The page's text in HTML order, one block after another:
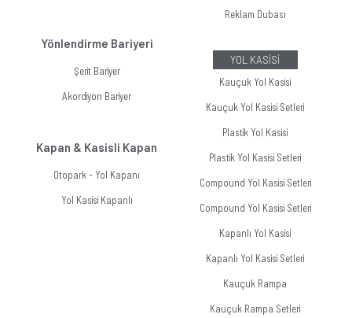
Yönlendirme Bariyeri
Şerit Bariyer
Akordiyon Bariyer
Kapan & Kasisli Kapan
Otopark - Yol Kapanı
Yol Kasisi Kapanlı
Reklam Dubası
YOL KASİSİ
Kauçuk Yol Kasisi
Kauçuk Yol Kasisi Setleri
Plastik Yol Kasisi
Plastik Yol Kasisi Setleri
Compound Yol Kasisi Setleri
Compound Yol Kasisi Setleri
Kapanlı Yol Kasisi
Kapanlı Yol Kasisi Setleri
Kauçuk Rampa
Kauçuk Rampa Setleri